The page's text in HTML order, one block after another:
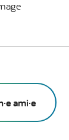
ami·e